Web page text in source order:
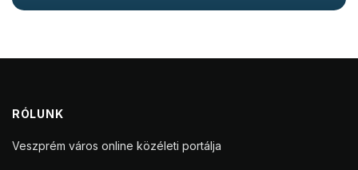
RÓLUNK
Veszprém város online közéleti portálja